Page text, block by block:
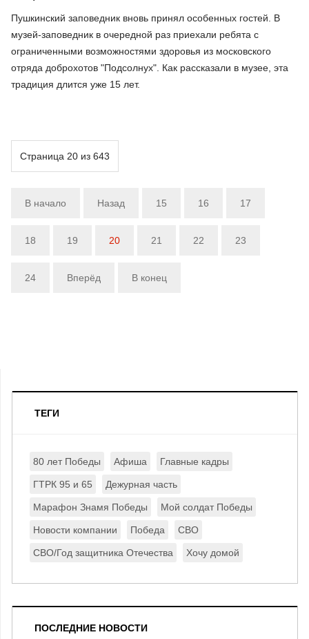
Пушкинский заповедник вновь принял особенных гостей. В
музей-заповедник в очередной раз приехали ребята с
ограниченными возможностями здоровья из московского
отряда доброхотов "Подсолнух". Как рассказали в музее, эта
традиция длится уже 15 лет.
Страница 20 из 643
В начало Назад 15 16 17
18 19 20 21 22 23
24 Вперёд В конец
ТЕГИ
80 лет Победы Афиша Главные кадры
ГТРК 95 и 65 Дежурная часть
Марафон Знамя Победы Мой солдат Победы
Новости компании Победа СВО
СВО/Год защитника Отечества Хочу домой
ПОСЛЕДНИЕ НОВОСТИ